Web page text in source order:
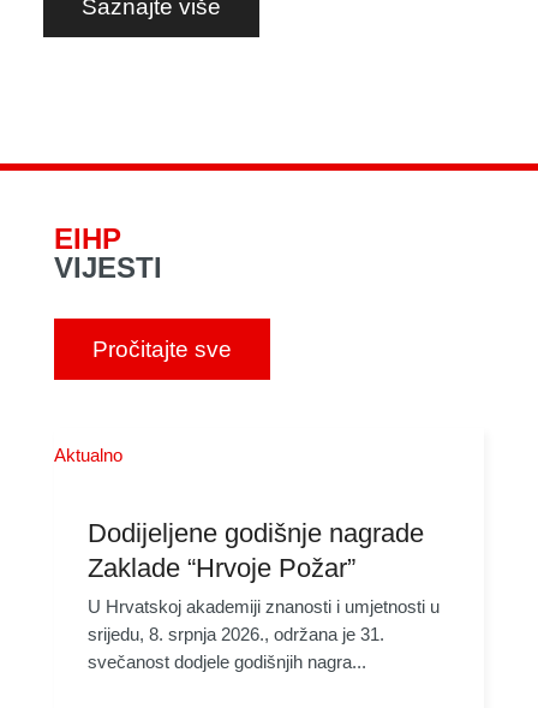
Saznajte više
EIHP
VIJESTI
Pročitajte sve
Aktualno
Dodijeljene godišnje nagrade
Zaklade “Hrvoje Požar”
U Hrvatskoj akademiji znanosti i umjetnosti u
srijedu, 8. srpnja 2026., održana je 31.
svečanost dodjele godišnjih nagra...